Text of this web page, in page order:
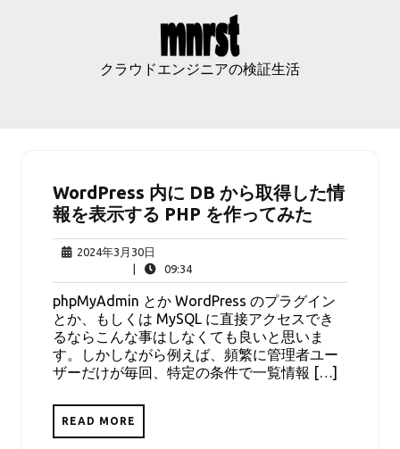
クラウドエンジニアの検証生活
WordPress 内に DB から取得した情
報を表示する PHP を作ってみた
2024年3月30日
年
3
月
30
日
09:3409:34
phpMyAdmin とか WordPress のプラグイン
とか、もしくは MySQL に直接アクセスでき
るならこんな事はしなくても良いと思いま
す。しかしながら例えば、頻繁に管理者ユー
ザーだけが毎回、特定の条件で一覧情報 […]
READ MORE